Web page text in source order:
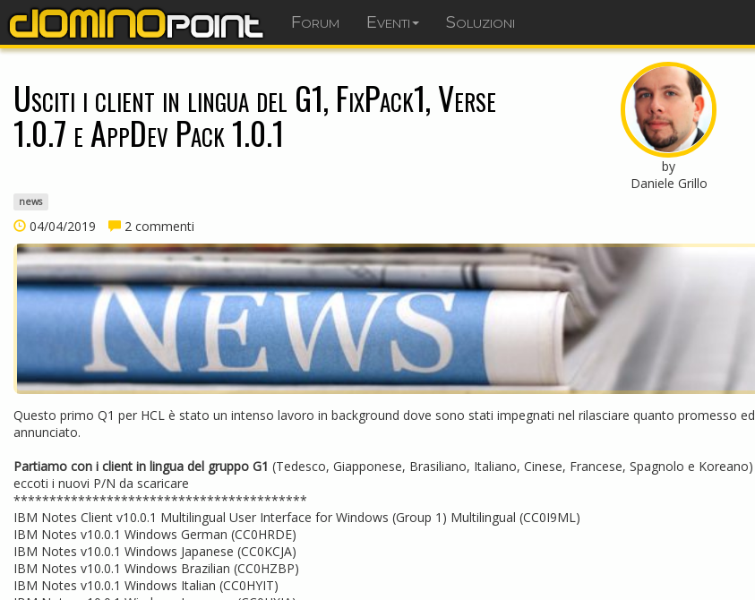
Forum Eventi Soluzioni
Usciti i client in lingua del G1, FixPack1, Verse
1.0.7 e AppDev Pack 1.0.1
by
Daniele Grillo
news
04/04/2019 2 commenti
Questo primo Q1 per HCL è stato un intenso lavoro in background dove sono stati impegnati nel rilasciare quanto promesso ed
annunciato.
Partiamo con i client in lingua del gruppo G1 (Tedesco, Giapponese, Brasiliano, Italiano, Cinese, Francese, Spagnolo e Koreano)
eccoti i nuovi P/N da scaricare
*****************************************
IBM Notes Client v10.0.1 Multilingual User Interface for Windows (Group 1) Multilingual (CC0I9ML)
IBM Notes v10.0.1 Windows German (CC0HRDE)
IBM Notes v10.0.1 Windows Japanese (CC0KCJA)
IBM Notes v10.0.1 Windows Brazilian (CC0HZBP)
IBM Notes v10.0.1 Windows Italian (CC0HYIT)